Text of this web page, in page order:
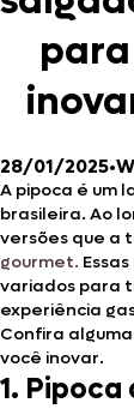
para
28/01/2025•
A pipoca é um
brasileira. Ao
versões que a
gourmet.
variados para
experiência
Confira
você inovar.
1. Pipoca